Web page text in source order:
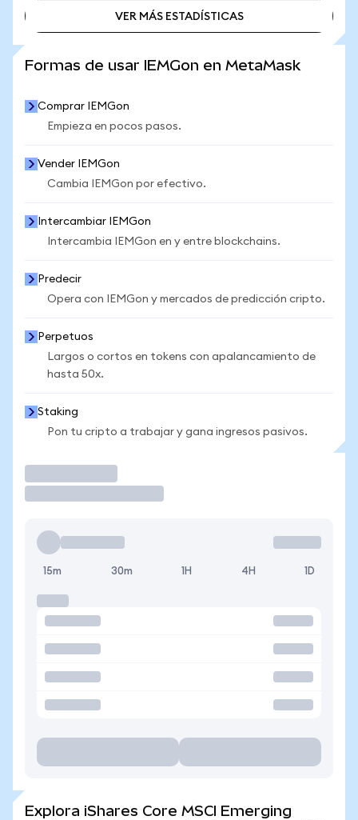
VER MÁS ESTADÍSTICAS
Formas de usar IEMGon en MetaMask
Comprar IEMGon
Empieza en pocos pasos.
Vender IEMGon
Cambia IEMGon por efectivo.
Intercambiar IEMGon
Intercambia IEMGon en y entre blockchains.
Predecir
Opera con IEMGon y mercados de predicción cripto.
Perpetuos
Largos o cortos en tokens con apalancamiento de
hasta 50x.
Staking
Pon tu cripto a trabajar y gana ingresos pasivos.
15m 30m 1H 4H 1D
Explora iShares Core MSCI Emerging